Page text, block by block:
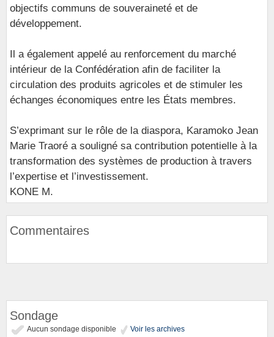
objectifs communs de souveraineté et de
développement.
Il a également appelé au renforcement du marché
intérieur de la Confédération afin de faciliter la
circulation des produits agricoles et de stimuler les
échanges économiques entre les États membres.
S’exprimant sur le rôle de la diaspora, Karamoko Jean
Marie Traoré a souligné sa contribution potentielle à la
transformation des systèmes de production à travers
l’expertise et l’investissement.
KONE M.
Commentaires
Sondage
Aucun sondage disponible Voir les archives